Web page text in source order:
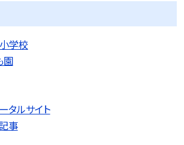
学校
園
タルサイト
事